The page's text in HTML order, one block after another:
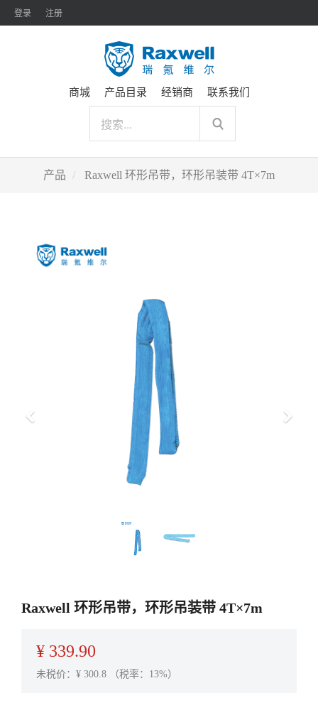
登录 注册
商城 产品目录 经销商 联系我们
产品 Raxwell 环形吊带，环形吊装带 4T×7m
下
Raxwell 环形吊带，环形吊装带 4T×7m
¥ 339.90
未税价：¥ 300.8 （税率：13%）